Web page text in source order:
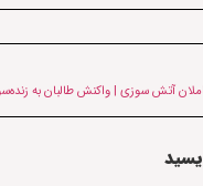
آتش سوزی | واکنش طالبان به